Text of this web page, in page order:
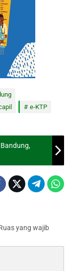
e-KTP
yang wajib